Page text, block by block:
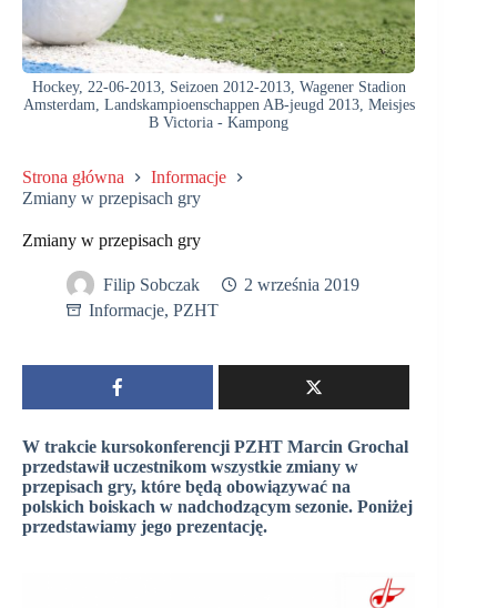
Hockey, 22-06-2013, Seizoen 2012-2013, Wagener Stadion
Amsterdam, Landskampioenschappen AB-jeugd 2013, Meisjes
B Victoria - Kampong
Strona główna
Informacje
Zmiany w przepisach gry
Zmiany w przepisach gry
Filip Sobczak
2 września 2019
Informacje, PZHT
W trakcie kursokonferencji PZHT Marcin Grochal
przedstawił uczestnikom wszystkie zmiany w
przepisach gry, które będą obowiązywać na
polskich boiskach w nadchodzącym sezonie. Poniżej
przedstawiamy jego prezentację.